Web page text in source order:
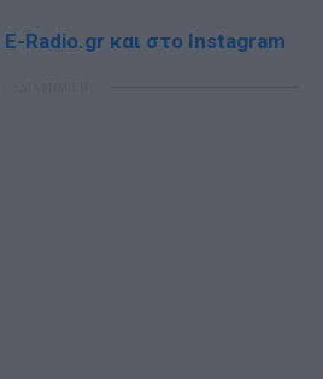
Radio.gr και στο Instagram